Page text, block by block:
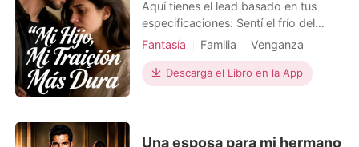
Aquí tienes el lead basado en tus
especificaciones: Sentí el frío del
hospital, pero el peor escalofrío era
por quien di la vida, no estaba ahí. Su
novia Andrea se encargó de eso. Me
desprecio
Fantasía Familia
Venganza
Trampa
Protagonista Poderosa
Descarga el Libro en la App
Una esposa para mi hermano